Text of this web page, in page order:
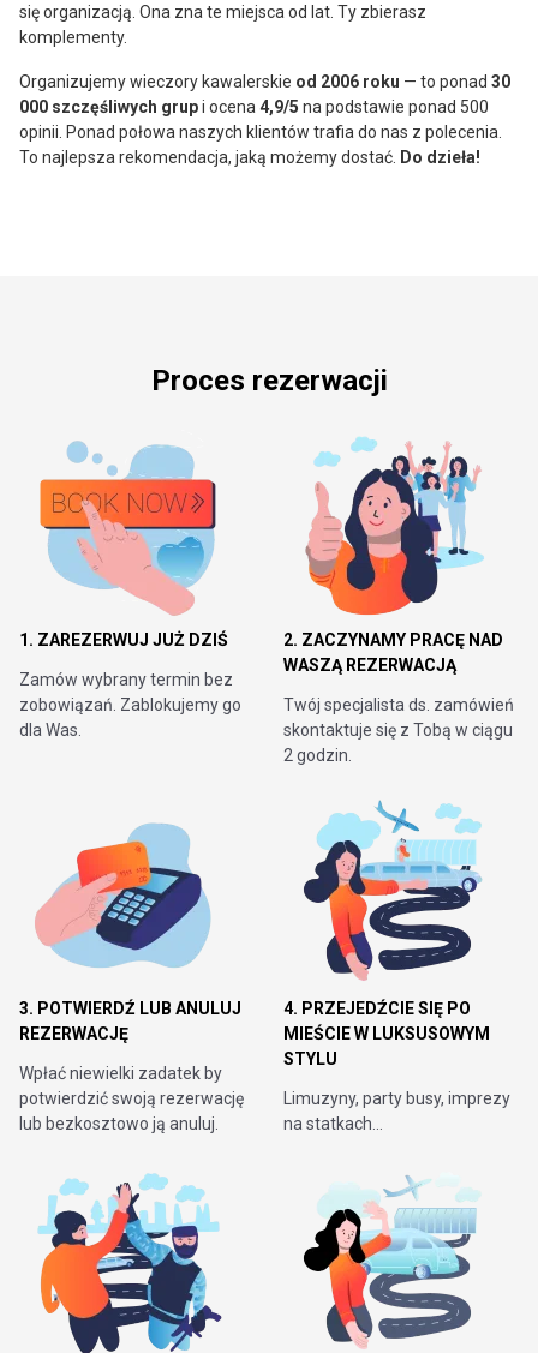
się organizacją. Ona zna te miejsca od lat. Ty zbierasz
komplementy.
Organizujemy wieczory kawalerskie od 2006 roku — to ponad 30
000 szczęśliwych grupi ocena 4,9/5 na podstawie ponad 500
opinii. Ponad połowa naszych klientów trafia do nas z polecenia.
To najlepsza rekomendacja, jaką możemy dostać. Do dzieła!
Proces rezerwacji
1. ZAREZERWUJ JUŻ DZIŚ
Zamów wybrany termin bez
zobowiązań. Zablokujemy go
dla Was.
2. ZACZYNAMY PRACĘ NAD
WASZĄ REZERWACJĄ
Twój specjalista ds. zamówień
skontaktuje się z Tobą w ciągu
2 godzin.
3. POTWIERDŹ LUB ANULUJ
REZERWACJĘ
Wpłać niewielki zadatek by
potwierdzić swoją rezerwację
lub bezkosztowo ją anuluj.
4. PRZEJEDŹCIE SIĘ PO
MIEŚCIE W LUKSUSOWYM
STYLU
Limuzyny, party busy, imprezy
na statkach…